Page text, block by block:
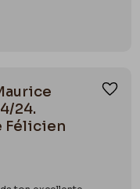
24.
Félicien